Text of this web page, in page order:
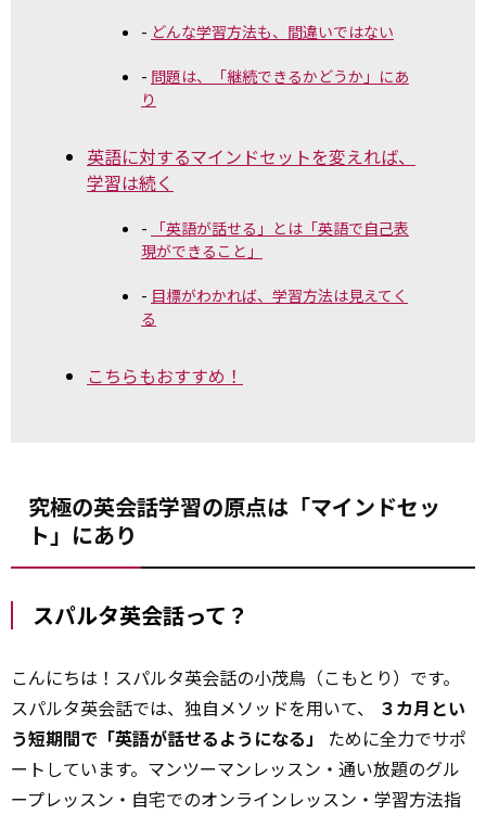
どんな学習方法も、間違いではない
問題は、「継続できるかどうか」にあ
り
英語に対するマインドセットを変えれば、
学習は続く
「英語が話せる」とは「英語で自己表
現ができること」
目標がわかれば、学習方法は見えてく
る
こちらもおすすめ！
究極の英会話学習の原点は「マインドセッ
ト」にあり
スパルタ英会話って？
こんにちは！スパルタ英会話の小茂鳥（こもとり）です。
スパルタ英会話では、独自メソッドを用いて、
３カ月とい
う短期間で「英語が話せるようになる」
ために全力でサポ
ートしています。マンツーマンレッスン・通い放題のグル
ープレッスン・自宅でのオンラインレッスン・学習方法指